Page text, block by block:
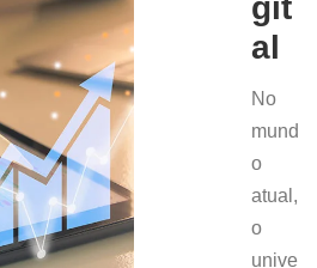
git
al
No
mund
o
atual,
o
unive